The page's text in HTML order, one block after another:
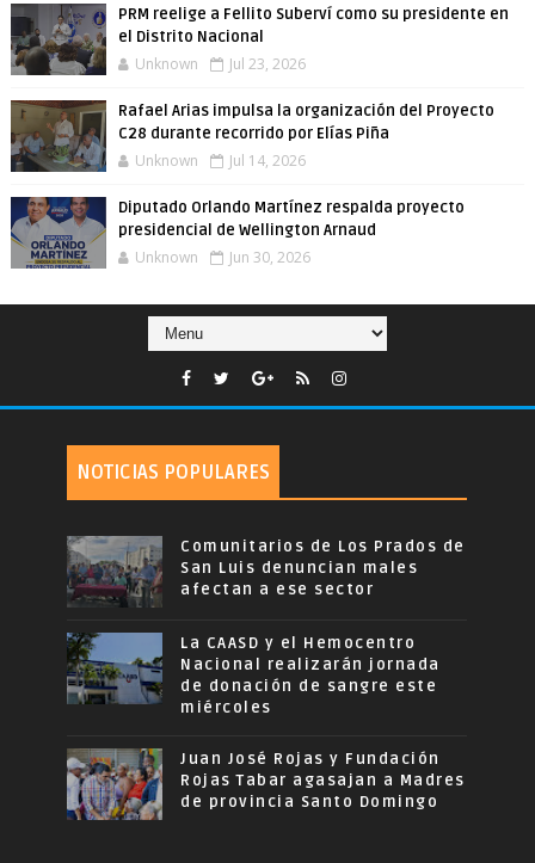
PRM reelige a Fellito Suberví como su presidente en
el Distrito Nacional
Unknown Jul 23, 2026
Rafael Arias impulsa la organización del Proyecto
C28 durante recorrido por Elías Piña
Unknown Jul 14, 2026
Diputado Orlando Martínez respalda proyecto
presidencial de Wellington Arnaud
Unknown Jun 30, 2026
NOTICIAS POPULARES
Comunitarios de Los Prados de
San Luis denuncian males
afectan a ese sector
La CAASD y el Hemocentro
Nacional realizarán jornada
de donación de sangre este
miércoles
Juan José Rojas y Fundación
Rojas Tabar agasajan a Madres
de provincia Santo Domingo